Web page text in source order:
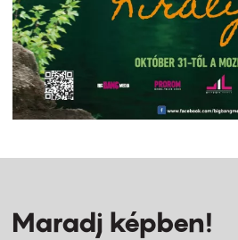
Maradj képben!